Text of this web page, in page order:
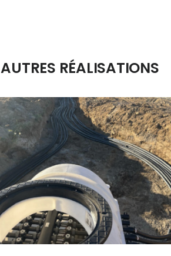
AUTRES RÉALISATIONS